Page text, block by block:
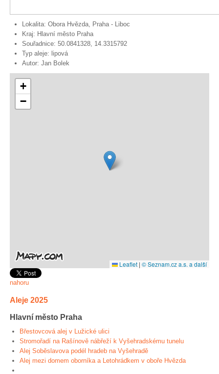
Lokalita: Obora Hvězda, Praha - Liboc
Kraj: Hlavní město Praha
Souřadnice: 50.0841328, 14.3315792
Typ aleje: lipová
Autor: Jan Bolek
+
−
Leaflet | © Seznam.cz a.s. a další
nahoru
Aleje 2025
Hlavní město Praha
Břestovcová alej v Lužické ulici
Stromořadí na Rašínově nábřeží k Vyšehradskému tunelu
Alej Soběslavova podél hradeb na Vyšehradě
Alej mezi domem oborníka a Letohrádkem v oboře Hvězda